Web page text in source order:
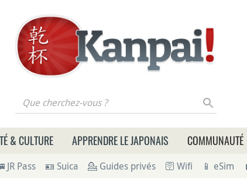
vous ?
& CULTURE APPRENDRE LE JAPONAIS COMMUNAUTÉ
JR Pass 🪪 Suica 💁 Guides privés 🛜 Wifi 📱 eSim